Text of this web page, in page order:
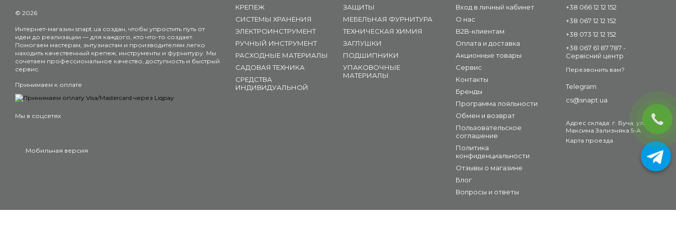
© 2026
Интернет-магазин snapt.ua создан, чтобы упростить путь от
идеи до реализации — для каждого, кто что-то создает.
Помогаем мастерам, энтузиастам и производителям легко
находить качественный крепеж, инструменты и фурнитуру. Мы
сочетаем профессиональное качество, доступность и быстрый
сервис.
Принимаем к оплате
Мы в соцсетях
Мобильная версия
КРЕПЕЖ
СИСТЕМЫ ХРАНЕНИЯ
ЭЛЕКТРОИНСТРУМЕНТ
РУЧНЫЙ ИНСТРУМЕНТ
РАСХОДНЫЕ МАТЕРИАЛЫ
САДОВАЯ ТЕХНИКА
СРЕДСТВА
ИНДИВИДУАЛЬНОЙ
ЗАЩИТЫ
МЕБЕЛЬНАЯ ФУРНИТУРА
ТЕХНИЧЕСКАЯ ХИМИЯ
ЗАГЛУШКИ
ПОДШИПНИКИ
УПАКОВОЧНЫЕ
МАТЕРИАЛЫ
Вход в личный кабинет
О нас
B2B-клиентам
Оплата и доставка
Акционные товары
Сервис
Контакты
Бренды
Программа лояльности
Обмен и возврат
Пользовательское
соглашение
Политика
конфиденциальности
Отзывы о магазине
Блог
Вопросы и ответы
+38 066 12 12 152
+38 067 12 12 152
+38 073 12 12 152
+38 067 61 87 787 -
Сервісний центр
Перезвонить вам?
Telegram
cs@snapt.ua
Адрес склада: г. Буча, ул.
Максима Зализняка 5-А
Карта проезда